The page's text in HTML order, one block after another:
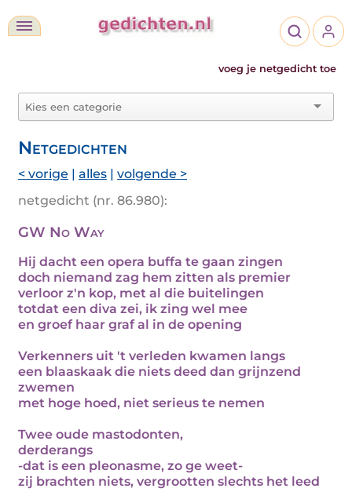
voeg je netgedicht toe
Netgedichten
< vorige | alles | volgende >
netgedicht (nr. 86.980):
GW No Way
Hij dacht een opera buffa te gaan zingen
doch niemand zag hem zitten als premier
verloor z'n kop, met al die buitelingen
totdat een diva zei, ik zing wel mee
en groef haar graf al in de opening
Verkenners uit 't verleden kwamen langs
een blaaskaak die niets deed dan grijnzend
zwemen
met hoge hoed, niet serieus te nemen
Twee oude mastodonten,
derderangs
-dat is een pleonasme, zo ge weet-
zij brachten niets, vergrootten slechts het leed